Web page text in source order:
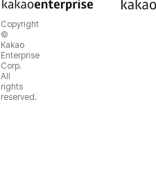
Copyright
©
Kakao
Enterprise
Corp.
All
rights
reserved.